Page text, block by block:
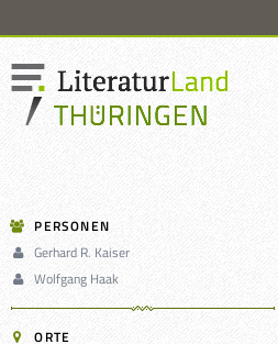
PERSONEN
Gerhard R. Kaiser
Wolfgang Haak
ORTE